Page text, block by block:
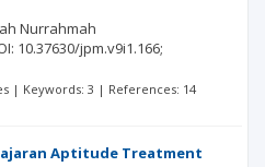
Nurrahmah
10.37630/jpm.v9i1.166;
| Keywords: 3 | References: 14
Aptitude Treatment